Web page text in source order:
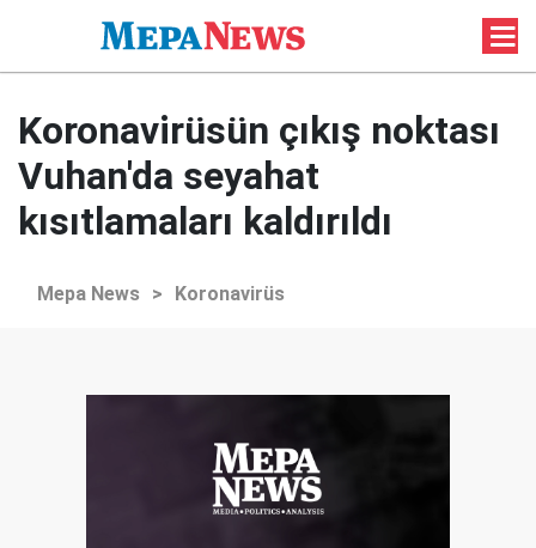
Koronavirüsün çıkış noktası
Vuhan'da seyahat
kısıtlamaları kaldırıldı
Mepa News > Koronavirüs